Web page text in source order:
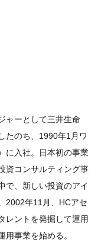
ャーとして三井生命
たのち、1990年1月ワ
に入社。日本初の事業
資コンサルティング事
で、新しい投資のアイ
2002年11月、HCアセ
レントを発掘して運用
事業を始める。